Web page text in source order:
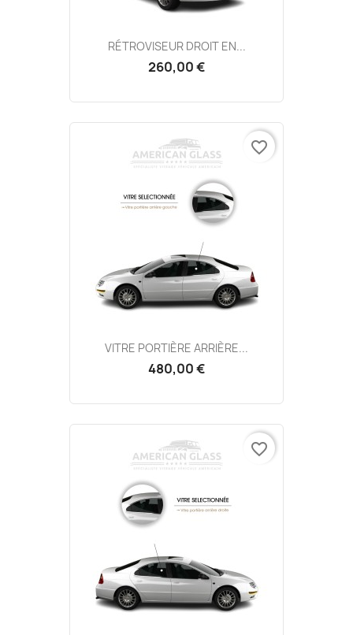
RÉTROVISEUR DROIT EN...
260,00 €
VITRE PORTIÈRE ARRIÈRE...
480,00 €
favorite_border
favorite_border